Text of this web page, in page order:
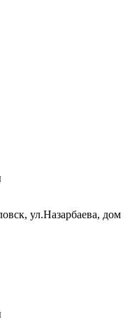
ул.Назарбаева, дом